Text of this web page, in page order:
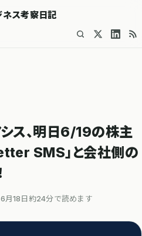
ス考察日記
シス、明日6/19の株主
SMS」と会社側の
月18日 約24分で読めます